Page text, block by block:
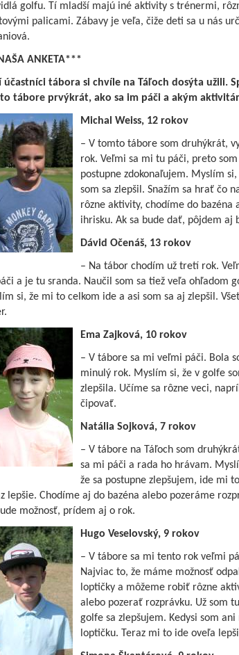
golfu. Tí mladší majú iné aktivity s trénermi,
palicami. Zábavy je veľa, čiže deti sa u nás
ANKETA***
účastníci tábora si chvíle na Táľoch dosýta užili.
tábore prvýkrát, ako sa im páči a akým
Michal Weiss, 12 rokov
– V tomto tábore som druhýkrát,
rok. Veľmi sa mi tu páči, preto
postupne zdokonaľujem. Myslím
som sa zlepšil. Snažím sa hrať čo
rôzne aktivity, chodíme do bazéna
ihrisku. Ak sa bude dať, pôjdem aj
Dávid Očenáš, 13 rokov
– Na tábor chodím už tretí rok.
a je tu sranda. Naučil som sa tiež veľa ohľadom
si, že mi to celkom ide a asi som sa aj zlepšil.
Ema Zajková, 10 rokov
– V tábore sa mi veľmi páči. Bola
minulý rok. Myslím si, že v golfe
zlepšila. Učíme sa rôzne veci,
čipovať.
Natália Sojková, 7 rokov
– V tábore na Táľoch som
sa mi páči a rada ho hrávam.
že sa postupne zlepšujem, ide mi to
lepšie. Chodíme aj do bazéna alebo pozeráme
možnosť, prídem aj o rok.
Hugo Veselovský, 9 rokov
– V tábore sa mi tento rok veľmi
Najviac to, že máme možnosť
loptičky a môžeme robiť rôzne
alebo pozerať rozprávku. Už som
golfe sa zlepšujem. Kedysi som
loptičku. Teraz mi to ide oveľa